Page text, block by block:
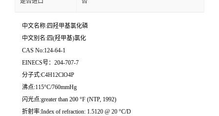
中文名称:四羟甲基氯化磷
中文别名:四(羟甲基)氯化
CAS No:124-64-1
EINECS号：204-707-7
分子式:C4H12ClO4P
沸点:115°C/760mmHg
闪光点:greater than 200 °F (NTP, 1992)
折射率:Index of refraction: 1.5120 @ 20 °C/D